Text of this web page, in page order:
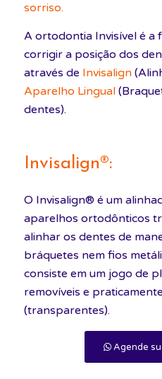
sorriso.
A ortodontia Invisível é a
corrigir a posição dos
através de Invisalign
Aparelho Lingual
dentes).
Invisalign®:
O Invisalign® é um
aparelhos ortodônticos
alinhar os dentes de
bráquetes nem fios
consiste em um jogo de
removíveis e
(transparentes).
Agende